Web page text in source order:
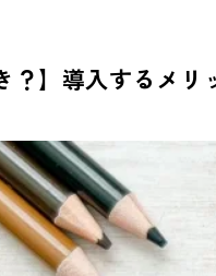
？】導入するメリ